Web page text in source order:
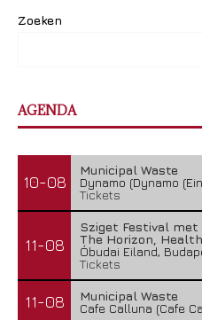
Zoeken
AGENDA
10-08
Municipal Waste
Dynamo (Dynamo
Tickets
11-08
Sziget Festival met
The Horizon, Health
Óbudai Eiland,
Tickets
11-08
Municipal Waste
Cafe Calluna (Cafe